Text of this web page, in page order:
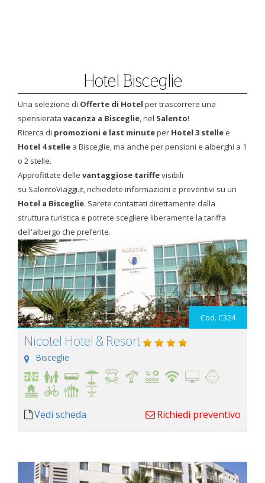
Hotel Bisceglie
Una selezione di Offerte di Hotel per trascorrere una
spensierata vacanza a Bisceglie, nel Salento!
Ricerca di promozioni e last minuteper Hotel 3 stelle e
Hotel 4 stelle a Bisceglie, ma anche per pensioni e alberghi a 1
o 2 stelle.
Approfittate delle vantaggiose tariffevisibili
su SalentoViaggi.it, richiedete informazioni e preventivi su un
Hotel a Bisceglie. Sarete contattati direttamente dalla
struttura turistica e potrete scegliere liberamente la tariffa
dell'albergo che preferite.
Cod. C324
Nicotel Hotel & Resort
Bisceglie
Vedi scheda Richiedi preventivo